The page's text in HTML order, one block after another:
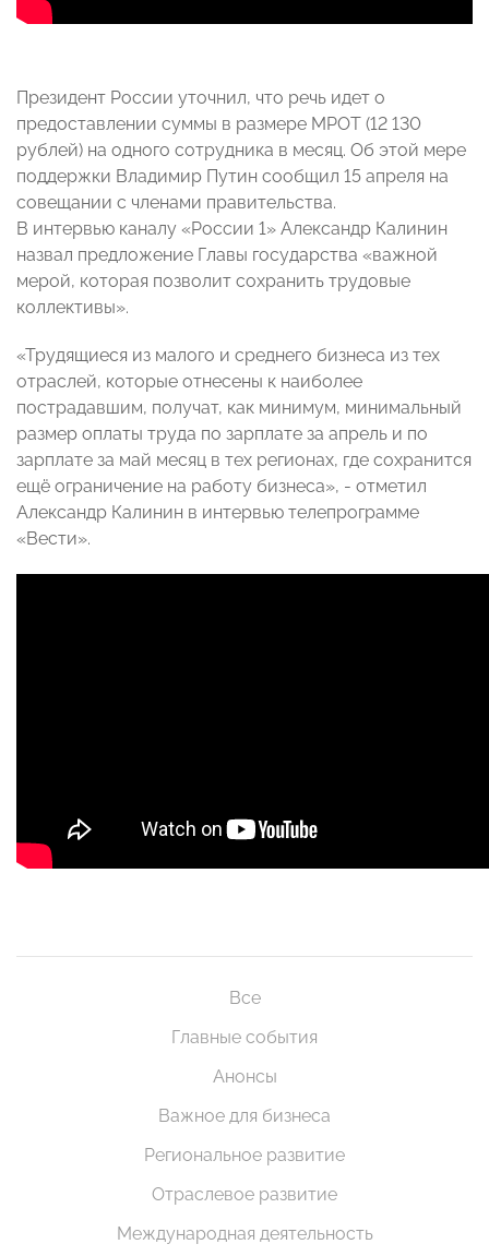
Президент России уточнил, что речь идет о
предоставлении суммы в размере МРОТ (12 130
рублей) на одного сотрудника в месяц. Об этой мере
поддержки Владимир Путин сообщил 15 апреля на
совещании с членами правительства.
В интервью каналу «России 1» Александр Калинин
назвал предложение Главы государства «важной
мерой, которая позволит сохранить трудовые
коллективы».
«Трудящиеся из малого и среднего бизнеса из тех
отраслей, которые отнесены к наиболее
пострадавшим, получат, как минимум, минимальный
размер оплаты труда по зарплате за апрель и по
зарплате за май месяц в тех регионах, где сохранится
ещё ограничение на работу бизнеса», - отметил
Александр Калинин в интервью телепрограмме
«Вести».
Все
Главные события
Анонсы
Важное для бизнеса
Региональное развитие
Отраслевое развитие
Международная деятельность